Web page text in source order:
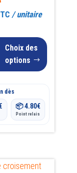
/ unitaire
Choix des
options
dès
📦4.80€
Point relais